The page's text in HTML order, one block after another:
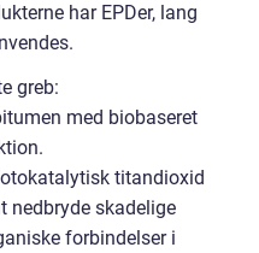
har EPDer, lang
greb:
med biobaseret
titandioxid
nedbryde skadelige
forbindelser i